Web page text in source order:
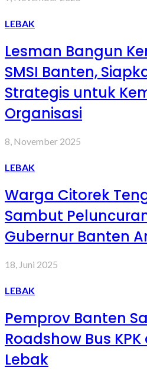
LEBAK
Lesman Bangun
SMSI Banten,
Strategis untuk
Organisasi
8, November 2025
LEBAK
Warga Citorek
Sambut
Gubernur Banten
18, Juni 2025
LEBAK
Pemprov Banten
Roadshow Bus
Lebak